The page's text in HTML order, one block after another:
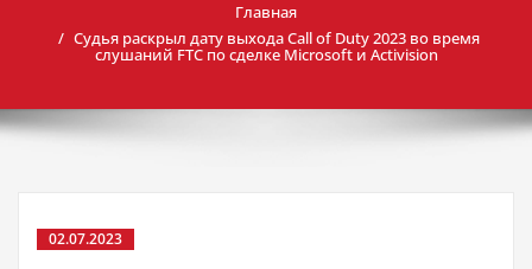
Главная
Судья раскрыл дату выхода Call of Duty 2023 во время
слушаний FTC по сделке Microsoft и Activision
02.07.2023